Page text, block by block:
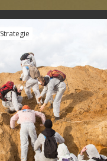
Strategie